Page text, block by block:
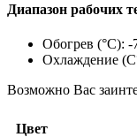
Диапазон рабочих
Обогрев (°С): -
Охлаждение
Возможно Вас
Цвет